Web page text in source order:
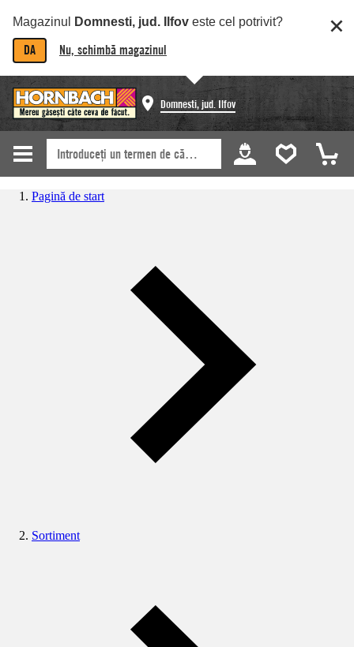
Magazinul Domnesti, jud. Ilfov este cel potrivit?
DA Nu, schimbă magazinul
Domnesti, jud. Ilfov
Pagină de start
Sortiment